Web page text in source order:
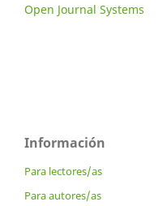
Open Journal Systems
Información
Para lectores/as
Para autores/as